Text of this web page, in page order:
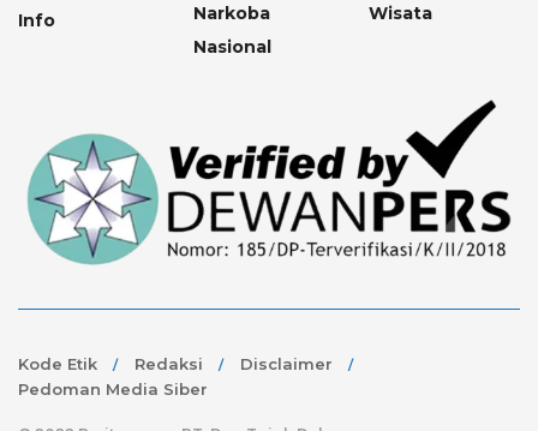
Info
Narkoba
Nasional
Wisata
Kode Etik Redaksi
Disclaimer
Pedoman Media Siber